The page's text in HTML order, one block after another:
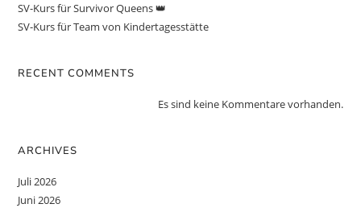
SV-Kurs für Survivor Queens 👑
SV-Kurs für Team von Kindertagesstätte
RECENT COMMENTS
Es sind keine Kommentare vorhanden.
ARCHIVES
Juli 2026
Juni 2026